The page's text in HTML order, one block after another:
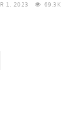
1, 2023 69.3K